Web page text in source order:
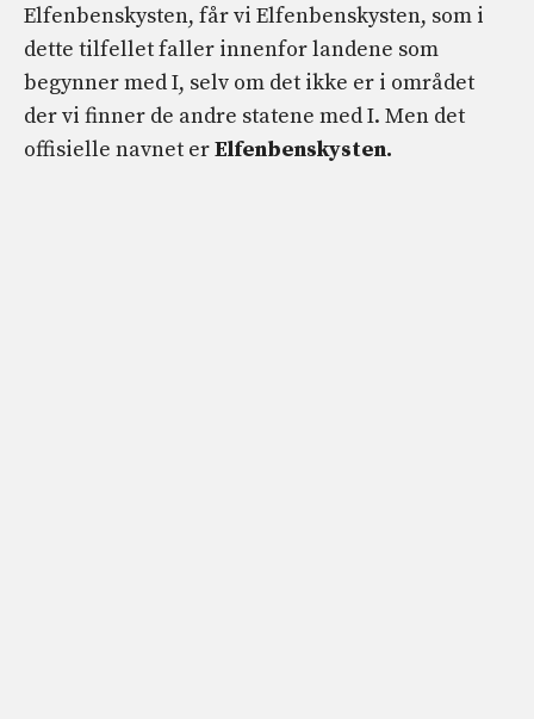
Elfenbenskysten, får vi Elfenbenskysten, som i
dette tilfellet faller innenfor landene som
begynner med I, selv om det ikke er i området
der vi finner de andre statene med I. Men det
offisielle navnet erElfenbenskysten.